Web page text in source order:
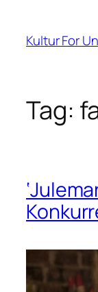
indhold
Kultur For
Tag: